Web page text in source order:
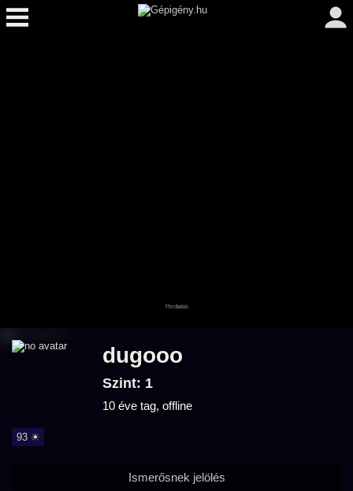
dugooo
Szint: 1
10 éve tag, offline
93 ☀
Ismerősnek jelölés